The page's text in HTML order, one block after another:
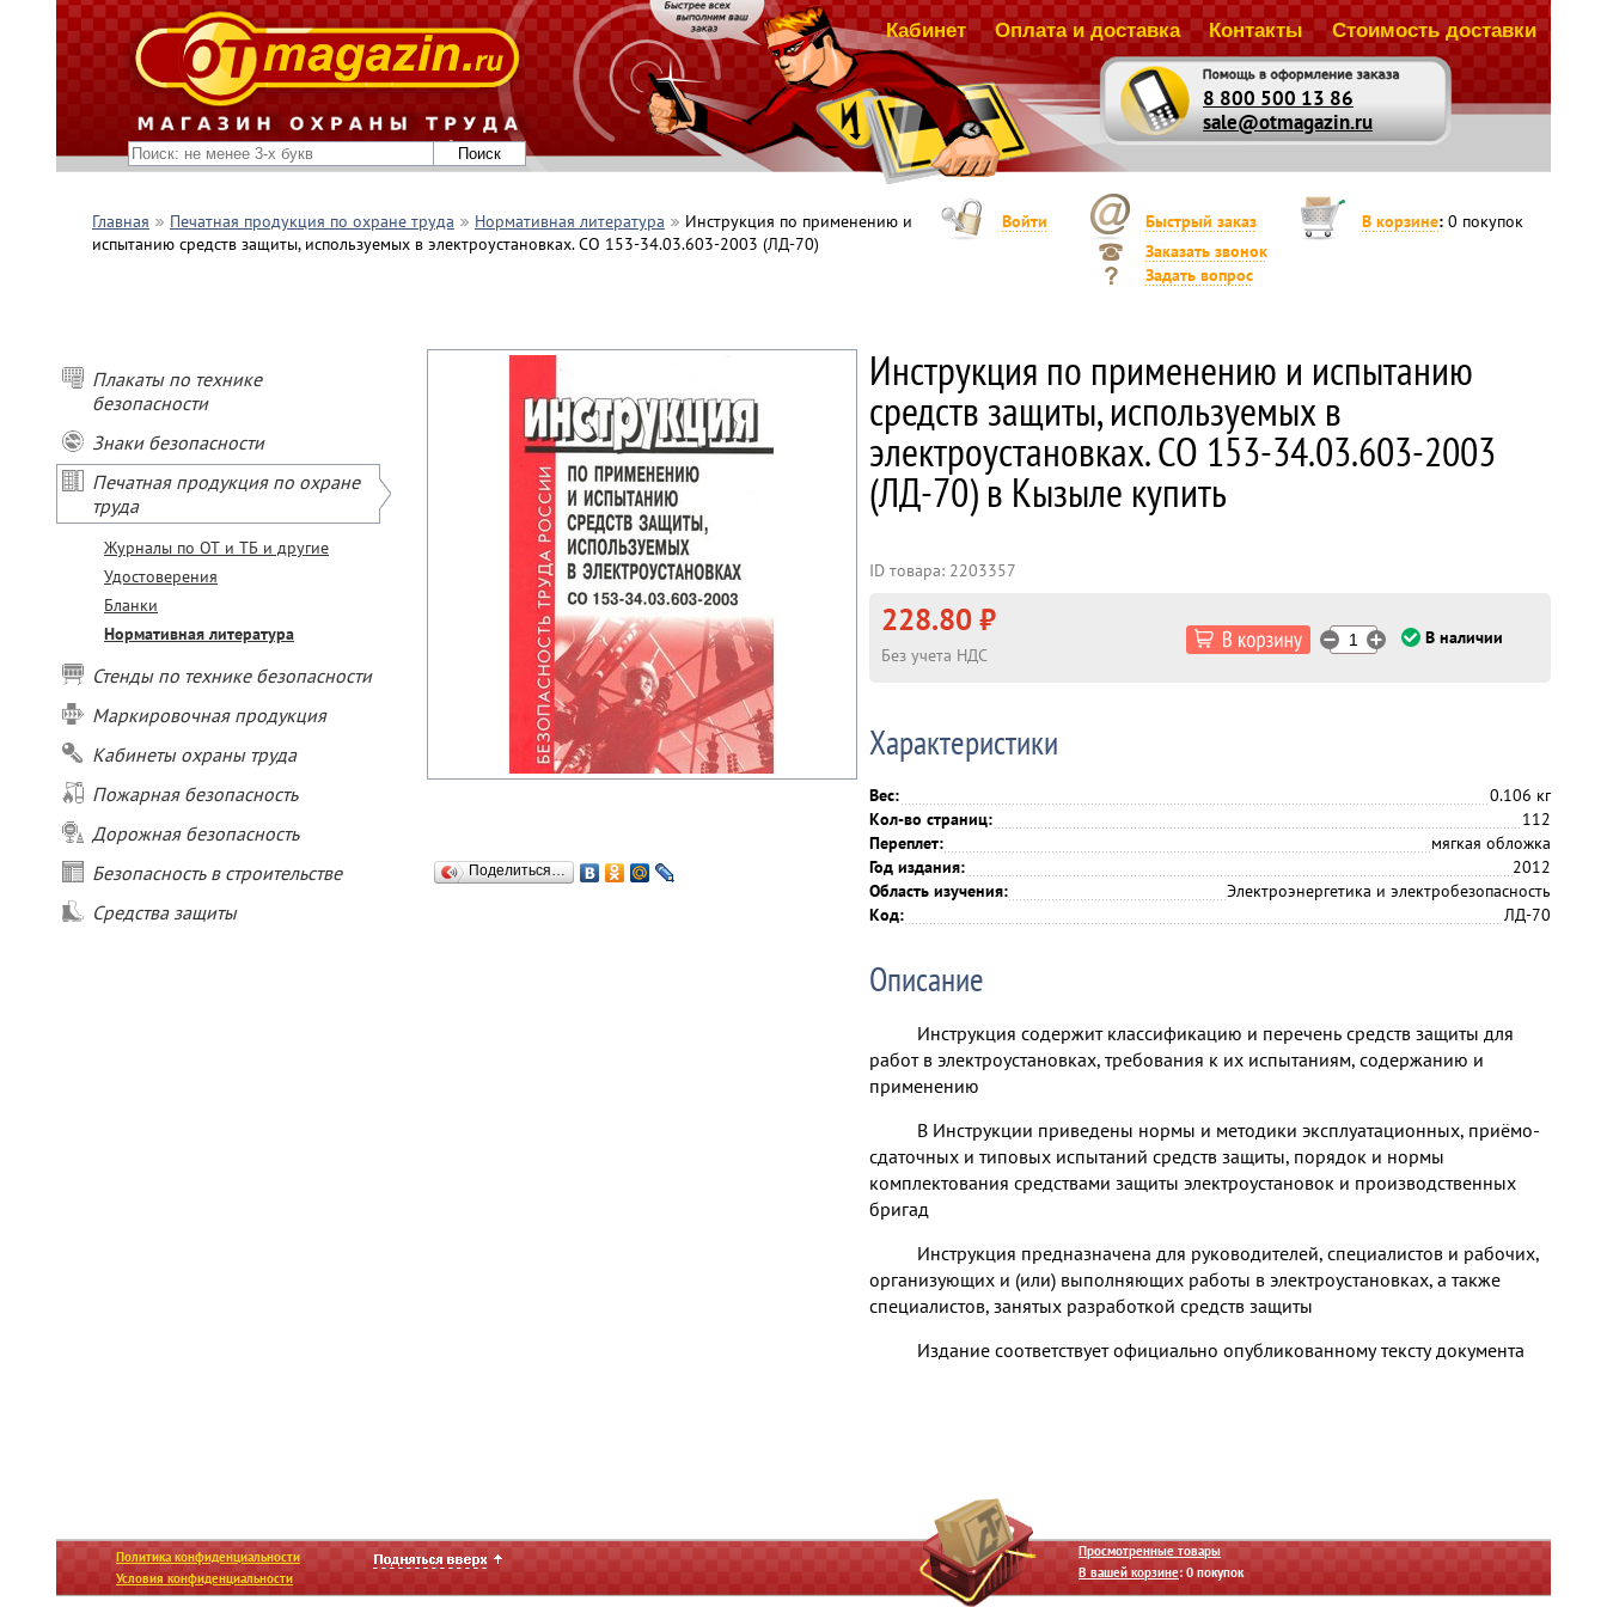
8 800 500 13 86
sale@otmagazin.ru
Кабинет Оплата и доставка Контакты Стоимость доставки
Главная Печатная продукция по охране труда Нормативная литература
Инструкция по применению и
испытанию средств защиты, используемых в электроустановках. СО 153-34.03.603-2003 (ЛД-70)
Войти Быстрый заказ В корзине: 0 покупок
Заказать звонок
Задать вопрос
Плакаты по технике
безопасности
Знаки безопасности
Печатная продукция по охране
труда
Журналы по ОТ и ТБ и другие
Удостоверения
Бланки
Нормативная литература
Стенды по технике безопасности
Маркировочная продукция
Кабинеты охраны труда
Пожарная безопасность
Дорожная безопасность
Безопасность в строительстве
Средства защиты
Поделиться…
Инструкция по применению и испытанию
средств защиты, используемых в
электроустановках. СО 153-34.03.603-2003
(ЛД-70) в Кызыле купить
ID товара: 2203357
228.80 ₽
Без учета НДС
В наличии
Характеристики
Вес:
0.106 кг
Кол-во страниц:
112
Переплет:
мягкая обложка
Год издания:
2012
Область изучения:
Электроэнергетика и электробезопасность
Код:
ЛД-70
Описание
Инструкция содержит классификацию и перечень средств защиты для
работ в электроустановках, требования к их испытаниям, содержанию и
применению
В Инструкции приведены нормы и методики эксплуатационных, приёмо-
сдаточных и типовых испытаний средств защиты, порядок и нормы
комплектования средствами защиты электроустановок и производственных
бригад
Инструкция предназначена для руководителей, специалистов и рабочих,
организующих и (или) выполняющих работы в электроустановках, а также
специалистов, занятых разработкой средств защиты
Издание соответствует официально опубликованному тексту документа
Политика конфиденциальности
Условия конфиденциальности
Просмотренные товары
В вашей корзине: 0 покупок